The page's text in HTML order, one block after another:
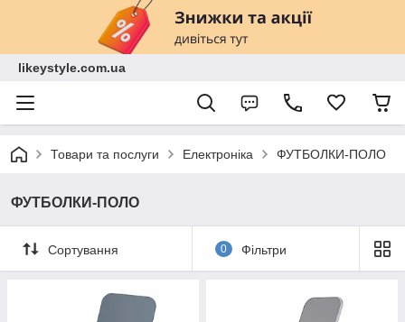
likeystyle.com.ua
Товари та послуги Електроніка ФУТБОЛКИ-ПОЛО
ФУТБОЛКИ-ПОЛО
Сортування 0 Фільтри